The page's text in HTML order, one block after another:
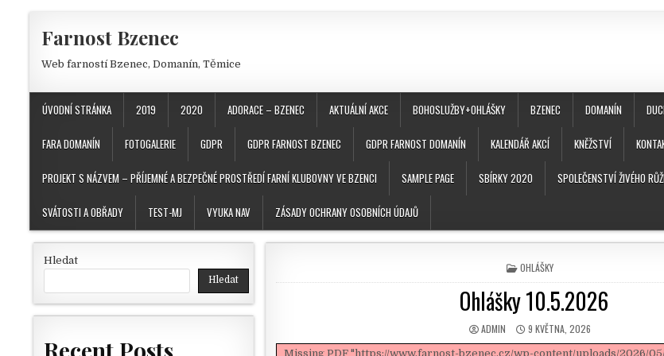
Farnost Bzenec
Web farností Bzenec, Domanín, Těmice
ÚVODNÍ STRÁNKA 2019 2020 ADORACE – BZENEC AKTUÁLNÍ AKCE BOHOSLUŽBY+OHLÁŠKY BZENEC DOMANÍN
FARA DOMANÍN FOTOGALERIE GDPR GDPR FARNOST BZENEC GDPR FARNOST DOMANÍN KALENDÁŘ AKCÍ KNĚŽSTVÍ
PROJEKT S NÁZVEM – PŘÍJEMNÉ A BEZPEČNÉ PROSTŘEDÍ FARNÍ KLUBOVNY VE BZENCI SAMPLE PAGE SBÍRKY 2020 SPOLEČENSTVÍ ŽIVÉHO
SVÁTOSTI A OBŘADY TEST-MJ VYUKA NAV ZÁSADY OCHRANY OSOBNÍCH ÚDAJŮ
POSTED IN
OHLÁŠKY
Ohlášky 10.5.2026
AUTHOR:
ADMIN PUBLISHED DATE:
9 KVĚTNA, 2026
Missing PDF "https://www.farnost-bzenec.cz/wp-content/uploads/2026/
Hledat
Hledat
Recent Posts